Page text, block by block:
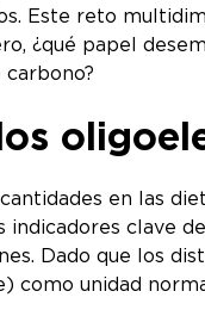
Este reto
¿qué papel
en las
clave
Dado que los
unidad